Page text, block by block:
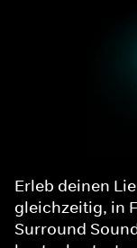
Erleb deinen
gleichzeitig, in
Surround